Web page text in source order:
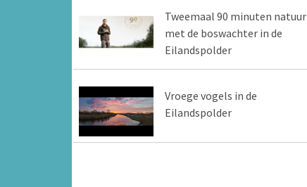
Tweemaal 90 minuten natuur
met de boswachter in de
Eilandspolder
Vroege vogels in de
Eilandspolder